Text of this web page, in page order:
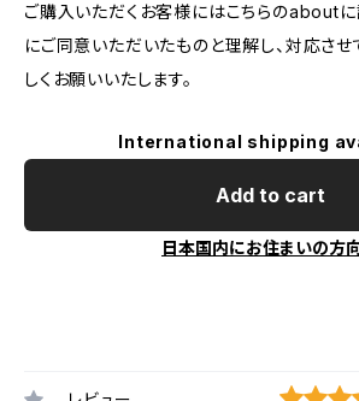
ご購入いただくお客様にはこちらのabout
にご同意いただいたものと理解し、対応させ
しくお願いいたします。
International shipping
Add to cart
日本国内にお住まいの方